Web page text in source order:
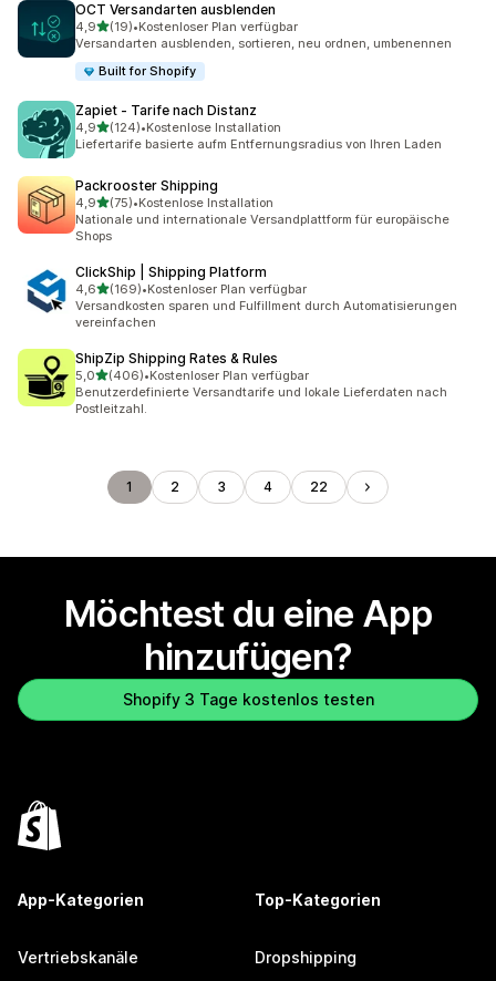
OCT Versandarten ausblenden
4,9von 5 Sternen
(19)
19 Rezensionen insgesamt
•Kostenloser Plan verfügbar
Versandarten ausblenden, sortieren, neu ordnen, umbenennen
Built for Shopify
Zapiet ‑ Tarife nach Distanz
4,9von 5 Sternen
(124)
124 Rezensionen insgesamt
•Kostenlose Installation
Liefertarife basierte aufm Entfernungsradius von Ihren Laden
Packrooster Shipping
4,9von 5 Sternen
(75)
75 Rezensionen insgesamt
•Kostenlose Installation
Nationale und internationale Versandplattform für europäische
Shops
ClickShip | Shipping Platform
4,6von 5 Sternen
(169)
169 Rezensionen insgesamt
•Kostenloser Plan verfügbar
Versandkosten sparen und Fulfillment durch Automatisierungen
vereinfachen
ShipZip Shipping Rates & Rules
5,0von 5 Sternen
(406)
406 Rezensionen insgesamt
•Kostenloser Plan verfügbar
Benutzerdefinierte Versandtarife und lokale Lieferdaten nach
Postleitzahl.
1 2 3 4 22
Möchtest du eine App
hinzufügen?
Shopify 3 Tage kostenlos testen
App-Kategorien
Vertriebskanäle
Top-Kategorien
Dropshipping